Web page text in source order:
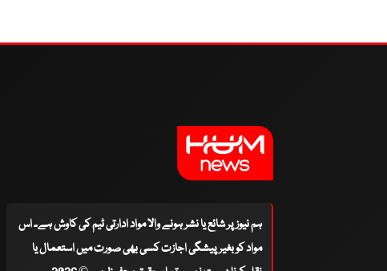
ہم نیوز پر شائع یا نشر ہونے والا مواد ادارتی ٹیم کی کاوش ہے۔ اس
مواد کو بغیر پیشگی اجازت کسی بھی صورت میں استعمال یا